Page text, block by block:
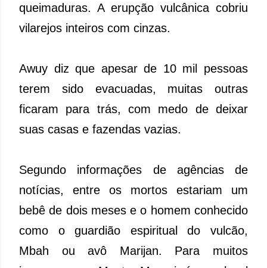
queimaduras. A erupção vulcânica cobriu
vilarejos inteiros com cinzas.
Awuy diz que apesar de 10 mil pessoas
terem sido evacuadas, muitas outras
ficaram para trás, com medo de deixar
suas casas e fazendas vazias.
Segundo informações de agências de
notícias, entre os mortos estariam um
bebê de dois meses e o homem conhecido
como o guardião espiritual do vulcão,
Mbah ou avô Marijan. Para muitos